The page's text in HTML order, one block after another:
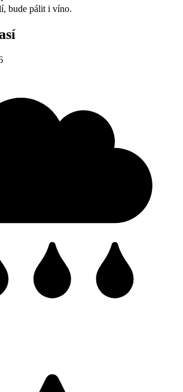
bude pálit i víno.